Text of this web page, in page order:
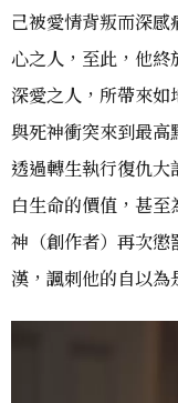
己被愛情背叛而深
心之人，至此，他
深愛之人，所帶來如
與死神衝突來到最
透過轉生執行復仇
白生命的價值，甚
神（創作者）再次
漢，諷刺他的自以為